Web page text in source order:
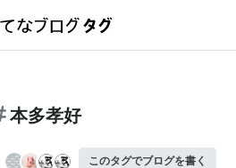
本多孝好
このタグでブログを書く